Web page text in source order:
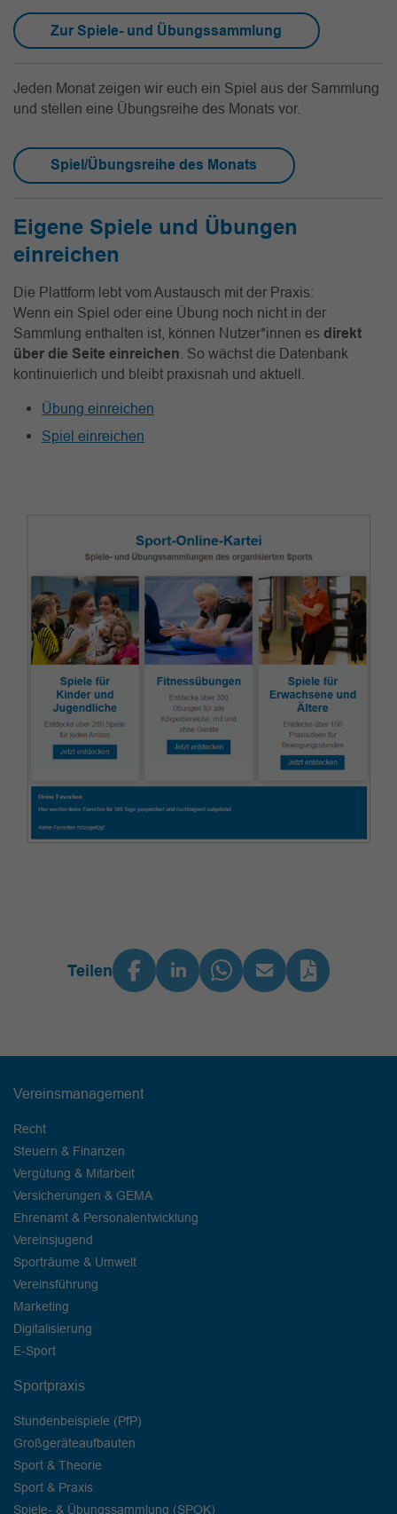
Zur Spiele- und Übungssammlung
Jeden Monat zeigen wir euch ein Spiel aus der Sammlung
und stellen eine Übungsreihe des Monats vor.
Spiel/Übungsreihe des Monats
Eigene Spiele und Übungen
einreichen
Die Plattform lebt vom Austausch mit der Praxis:
Wenn ein Spiel oder eine Übung noch nicht in der
Sammlung enthalten ist, können Nutzer*innen es direkt
über die Seite einreichen . So wächst die Datenbank
kontinuierlich und bleibt praxisnah und aktuell.
Übung einreichen
Spiel einreichen
Teilen
Vereinsmanagement
Recht
Steuern & Finanzen
Vergütung & Mitarbeit
Versicherungen & GEMA
Ehrenamt & Personalentwicklung
Vereinsjugend
Sporträume & Umwelt
Vereinsführung
Marketing
Digitalisierung
E-Sport
Sportpraxis
Stundenbeispiele (PfP)
Großgeräteaufbauten
Sport & Theorie
Sport & Praxis
Spiele- & Übungssammlung (SPOK)